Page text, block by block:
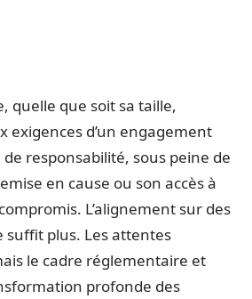
quelle que soit sa taille,
exigences d’un engagement
responsabilité, sous peine de
en cause ou son accès à
L’alignement sur des
suffit plus. Les attentes
le cadre réglementaire et
profonde des